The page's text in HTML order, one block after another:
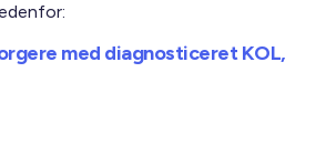
med diagnosticeret KOL,